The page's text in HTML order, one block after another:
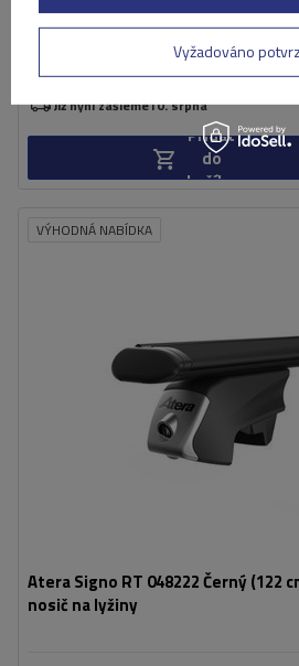
s DPH
Produkt dostupný ve velkém množství
Již nyní zašleme10. srpna
Přidat
do
košíku
VÝHODNÁ NABÍDKA
Atera Signo RT 048222 Černý (122
nosič na lyžiny
Vyžadováno